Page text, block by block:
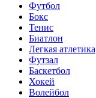
Футбол
Бокс
Тенис
Биатлон
Легкая атлетика
Футзал
Баскетбол
Хокей
Волейбол